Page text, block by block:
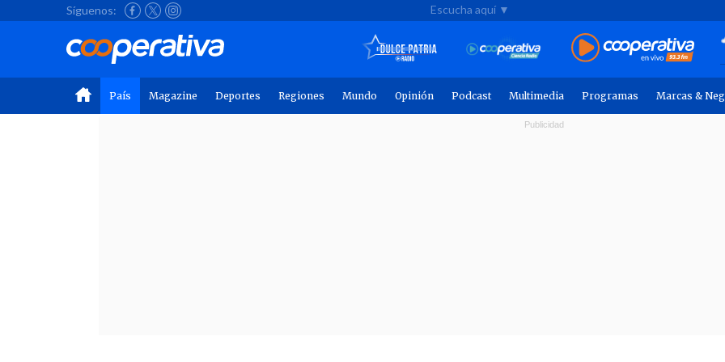
Síguenos: Escucha aquí ▼
País Magazine Deportes Regiones Mundo Opinión Podcast Multimedia Programas Marcas &